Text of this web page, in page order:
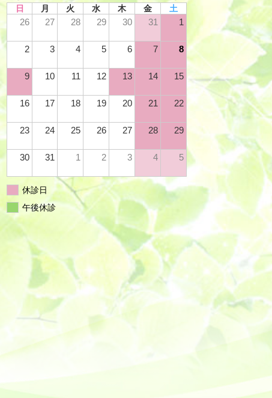
日 月 火 水 木 金 土
26 27 28 29 30 31 1
2 3 4 5 6 7 8
9 10 11 12 13 14 15
16 17 18 19 20 21 22
23 24 25 26 27 28 29
30 31 1 2 3 4 5
休診日
午後休診